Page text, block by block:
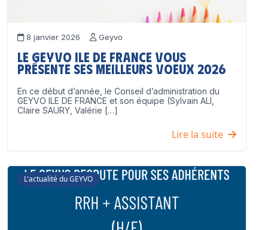
8 janvier 2026 Geyvo
Le GEYVO Ile de France vous
présente ses meilleurs voeux 2026
En ce début d’année, le Conseil d’administration du
GEYVO ILE DE FRANCE et son équipe (Sylvain ALI,
Claire SAURY, Valérie […]
Lire la suite
L'actualité du GEYVO